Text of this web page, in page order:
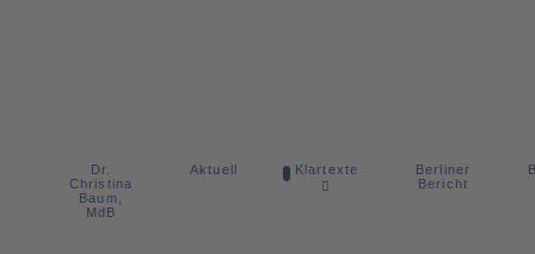
Dr.
Christina
Baum,
MdB
Aktuell Klartexte
Berliner
Bericht